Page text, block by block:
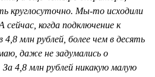
круглосуточно. Мы-то исходили
сейчас, когда подключение к
млн рублей, более чем в десять
даже не задумались о
4,8 млн рублей никакую малую